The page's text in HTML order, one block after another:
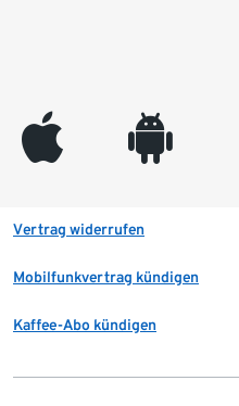
appleinc android
Vertrag widerrufen
Mobilfunkvertrag kündigen
Kaffee-Abo kündigen